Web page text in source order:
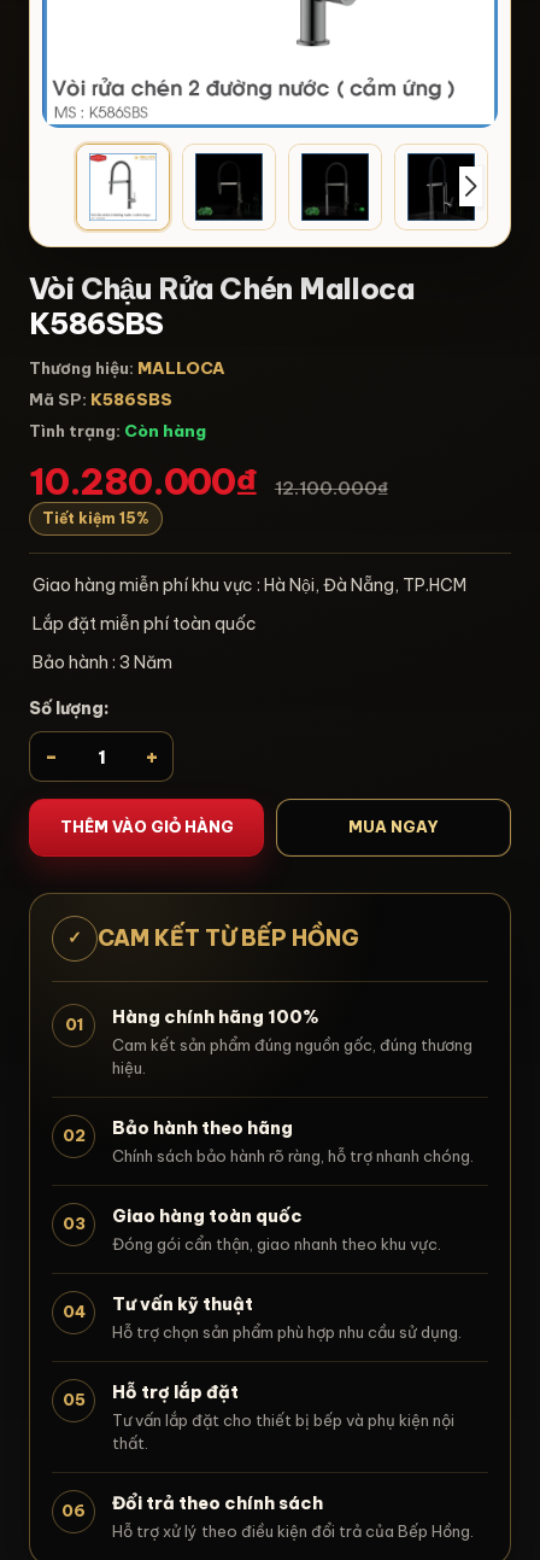
Vòi Chậu Rửa Chén Malloca
K586SBS
Thương hiệu: MALLOCA
Mã SP: K586SBS
Tình trạng: Còn hàng
10.280.000₫ 12.100.000₫
Tiết kiệm 15%
Giao hàng miễn phí khu vực : Hà Nội, Đà Nẵng, TP.HCM
Lắp đặt miễn phí toàn quốc
Bảo hành : 3 Năm
Số lượng:
- +
THÊM VÀO GIỎ HÀNG MUA NGAY
✓ CAM KẾT TỪ BẾP HỒNG
01 Hàng chính hãng 100%
Cam kết sản phẩm đúng nguồn gốc, đúng thương
hiệu.
02 Bảo hành theo hãng
Chính sách bảo hành rõ ràng, hỗ trợ nhanh chóng.
03 Giao hàng toàn quốc
Đóng gói cẩn thận, giao nhanh theo khu vực.
04 Tư vấn kỹ thuật
Hỗ trợ chọn sản phẩm phù hợp nhu cầu sử dụng.
05 Hỗ trợ lắp đặt
Tư vấn lắp đặt cho thiết bị bếp và phụ kiện nội
thất.
06 Đổi trả theo chính sách
Hỗ trợ xử lý theo điều kiện đổi trả của Bếp Hồng.